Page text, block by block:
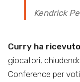
Kendrick
Curry ha
giocatori,
Conference per